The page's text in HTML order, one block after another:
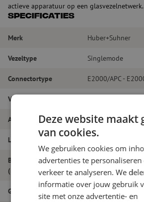
actieve apparatuur op een glasvezelnetwerk.
Specificaties
Merk Huber+Suhner
Vezeltype Singlemode
Connectortype E2000/APC -
Vezelsoort
Aantal vezels Simplex
Lengte 10m
Buitendiameter
(mm)
2.0
Grade
Deze website maakt
van cookies.
We gebruiken cookies om
advertenties te
verkeer te analyseren. We
informatie over jouw gebruik
site met onze advertentie- en